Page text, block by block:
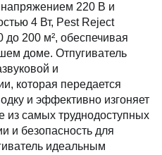
напряжением 220 В и
4 Вт, Pest Reject
200 м², обеспечивая
доме. Отпугиватель
и
которая передается
и эффективно изгоняет
из самых труднодоступных
и безопасность для
идеальным